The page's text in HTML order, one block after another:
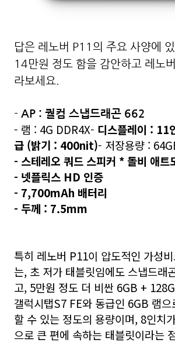
답은 레노버 P11의 주요 사양에
14만원 정도 함을 감안하고 레노
라보세요.
- AP : 퀄컴 스냅드래곤 662
- 램 : 4G DDR4X- 디스플레이 :
급 (밝기 : 400nit)- 저장용량 :
- 스테레오 쿼드 스피커 * 돌비 애트
- 넷플릭스 HD 인증
- 7,700mAh 배터리
- 두께 : 7.5mm
특히 레노버 P11이 압도적인 가성
는, 초 저가 태블릿임에도 스냅드래
고, 5만원 정도 더 비싼 6GB +
갤럭시탭S7 FE와 동급인 6GB 램
할 수 있는 정도의 용량이며, 8인치
으로 큰 편에 속하는 태블릿이라는